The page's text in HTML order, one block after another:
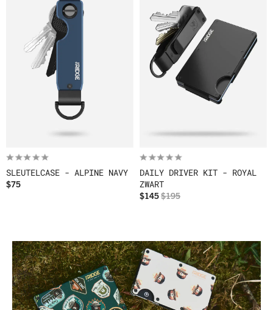
SLEUTELCASE - ALPINE NAVY
$75
DAILY DRIVER KIT - ROYAL
ZWART
$145$195